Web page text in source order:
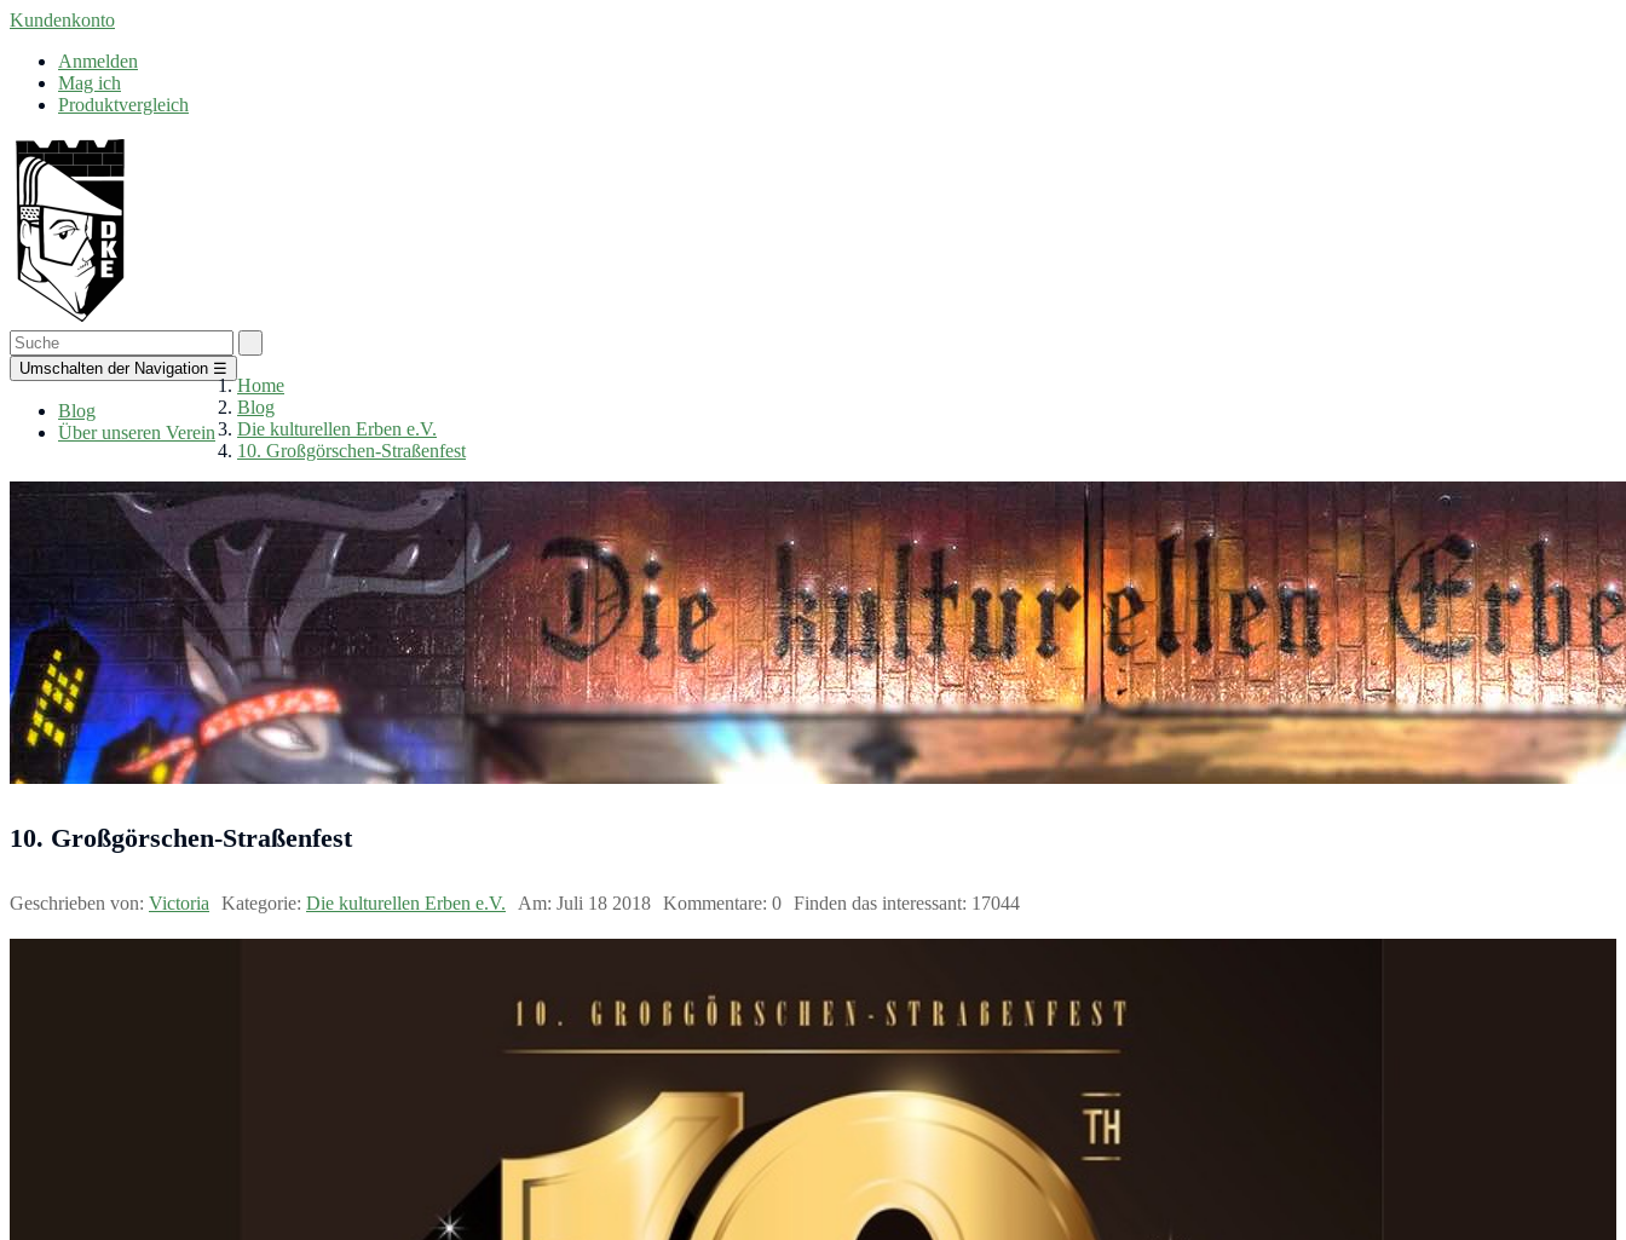
Kundenkonto
Anmelden
Mag ich
Produktvergleich
Umschalten der Navigation ☰
Blog
Über unseren Verein
Home
Blog
Die kulturellen Erben e.V.
10. Großgörschen-Straßenfest
10. Großgörschen-Straßenfest
Geschrieben von: Victoria Kategorie: Die kulturellen Erben e.V. Am: Juli 18 2018 Kommentare: 0 Finden das interessant: 17044